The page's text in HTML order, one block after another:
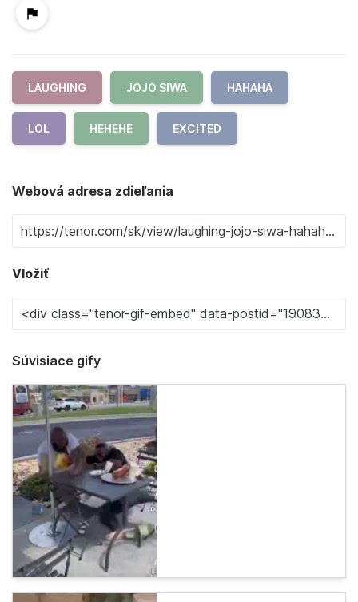
LAUGHING JOJO SIWA HAHAHA
LOL HEHEHE EXCITED
Webová adresa zdieľania
Vložiť
Súvisiace gify